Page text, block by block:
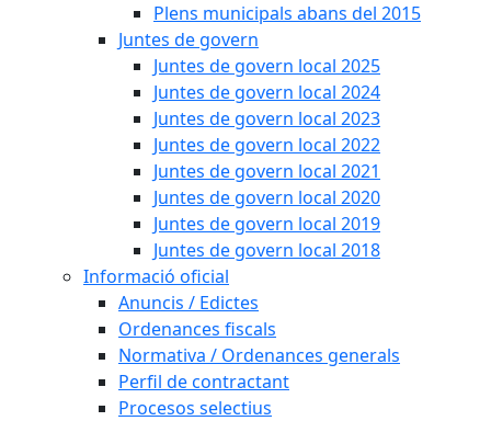
Plens municipals abans del 2015
Juntes de govern
Juntes de govern local 2025
Juntes de govern local 2024
Juntes de govern local 2023
Juntes de govern local 2022
Juntes de govern local 2021
Juntes de govern local 2020
Juntes de govern local 2019
Juntes de govern local 2018
Informació oficial
Anuncis / Edictes
Ordenances fiscals
Normativa / Ordenances generals
Perfil de contractant
Procesos selectius